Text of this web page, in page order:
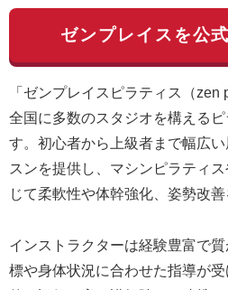
ゼンプレイスを公
「ゼンプレイスピラティス（
全国に多数のスタジオを構える
す。初心者から上級者まで幅広
スンを提供し、マシンピラティ
じて柔軟性や体幹強化、姿勢改善
インストラクターは経験豊富で
標や身体状況に合わせた指導が